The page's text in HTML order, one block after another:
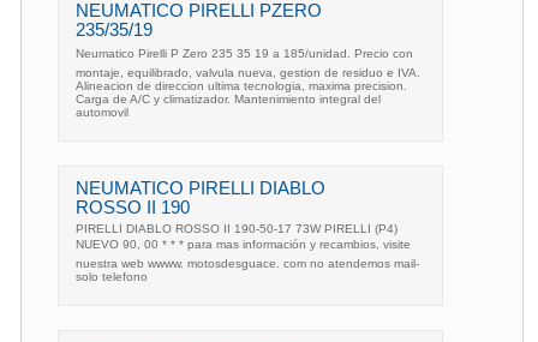
NEUMATICO PIRELLI PZERO
235/35/19
Neumatico Pirelli P Zero 235 35 19 a 185/unidad. Precio con
montaje, equilibrado, valvula nueva, gestion de residuo e IVA.
Alineacion de direccion ultima tecnologia, maxima precision.
Carga de A/C y climatizador. Mantenimiento integral del
automovil
NEUMATICO PIRELLI DIABLO
ROSSO II 190
PIRELLI DIABLO ROSSO II 190-50-17 73W PIRELLI (P4)
NUEVO 90, 00 * * * para mas información y recambios, visite
nuestra web wwww. motosdesguace. com no atendemos mail-
solo telefono